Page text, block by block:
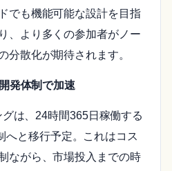
でも機能可能な設計を目指
、より多くの参加者がノー
分散化が期待されます。
発体制で加速
は、24時間365日稼働する
へと移行予定。これはコス
ながら、市場投入までの時